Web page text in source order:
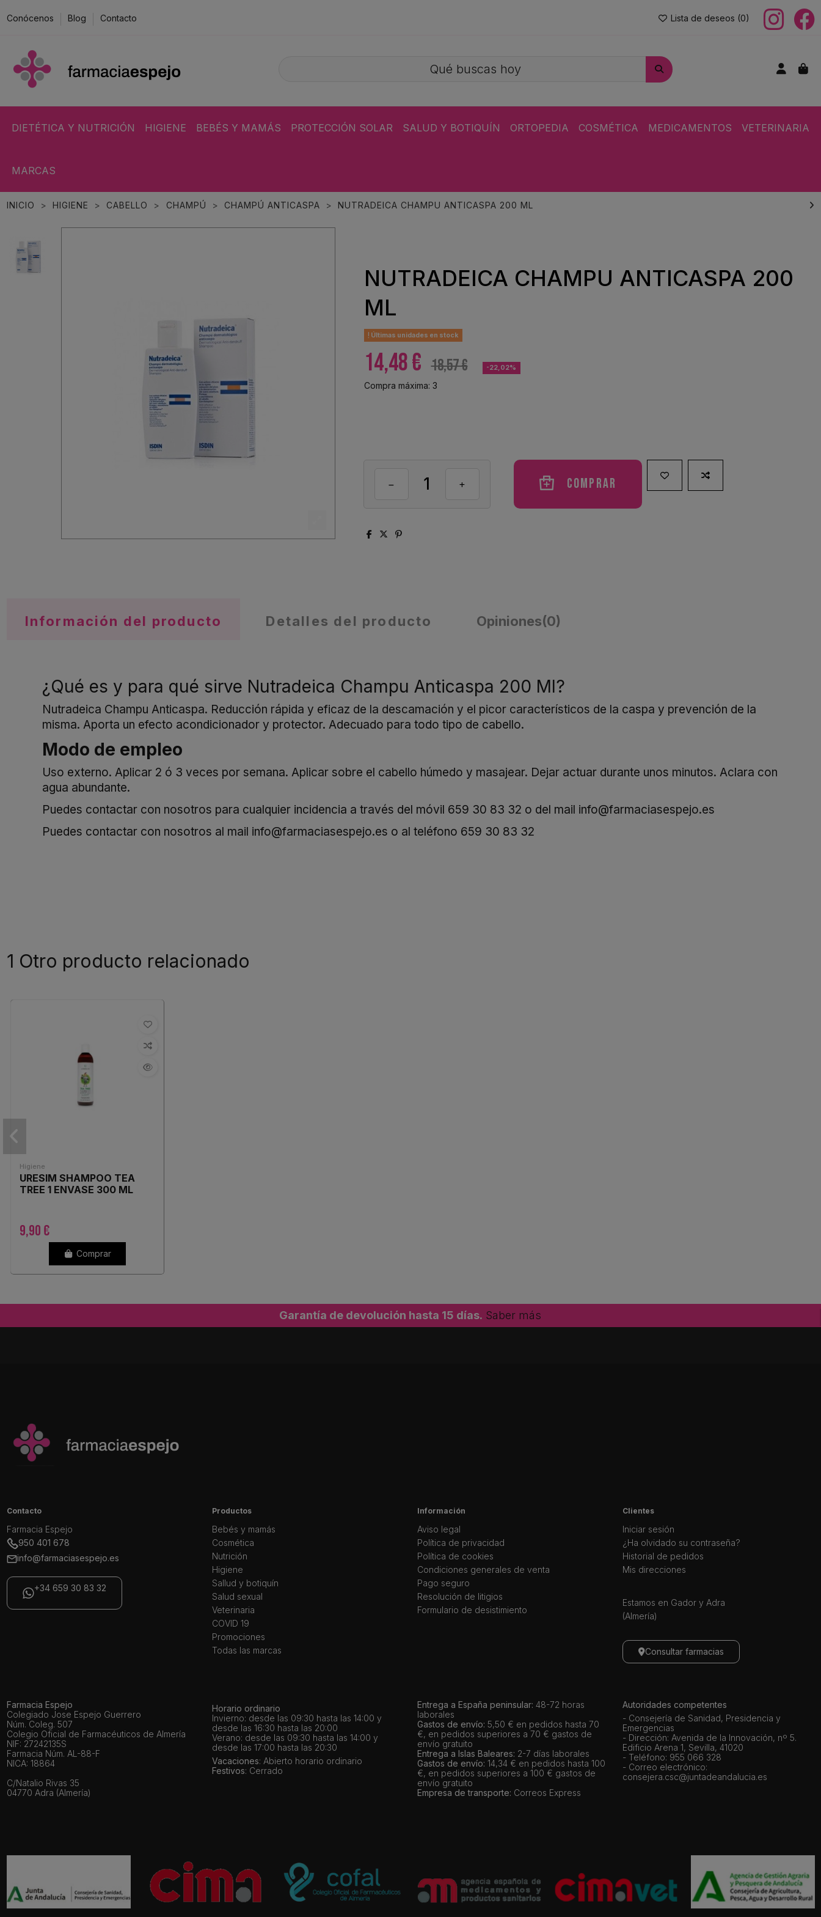
Conócenos Blog Contacto Lista de deseos (0)
DIETÉTICA Y NUTRICIÓN HIGIENE BEBÉS Y MAMÁS PROTECCIÓN SOLAR SALUD Y BOTIQUÍN ORTOPEDIA COSMÉTICA MEDICAMENTOS VETERINARIA
MARCAS
INICIO HIGIENE CABELLO CHAMPÚ CHAMPÚ ANTICASPA NUTRADEICA CHAMPU ANTICASPA 200 ML
NUTRADEICA CHAMPU ANTICASPA 200
ML
Últimas unidades en stock
14,48 € 18,57 € -22,02%
Compra máxima: 3
Comprar
Información del producto Detalles del producto Opiniones(0)
¿Qué es y para qué sirve Nutradeica Champu Anticaspa 200 Ml?
Nutradeica Champu Anticaspa. Reducción rápida y eficaz de la descamación y el picor característicos de la caspa y prevención de la
misma. Aporta un efecto acondicionador y protector. Adecuado para todo tipo de cabello.
Modo de empleo
Uso externo. Aplicar 2 ó 3 veces por semana. Aplicar sobre el cabello húmedo y masajear. Dejar actuar durante unos minutos. Aclara con
agua abundante.
Puedes contactar con nosotros para cualquier incidencia a través del móvil 659 30 83 32 o del mail info@farmaciasespejo.es
Puedes contactar con nosotros al mail info@farmaciasespejo.es o al teléfono 659 30 83 32
1 Otro producto relacionado
Higiene
URESIM SHAMPOO TEA
TREE 1 ENVASE 300 ML
9,90 €
Comprar
Garantía de devolución hasta 15 días. Saber más
Contacto
Farmacia Espejo
950 401 678
info@farmaciasespejo.es
+34 659 30 83 32
Productos
Bebés y mamás
Cosmética
Nutrición
Higiene
Sallud y botiquín
Salud sexual
Veterinaria
COVID 19
Promociones
Todas las marcas
Información
Aviso legal
Política de privacidad
Política de cookies
Condiciones generales de venta
Pago seguro
Resolución de litigios
Formulario de desistimiento
Clientes
Iniciar sesión
¿Ha olvidado su contraseña?
Historial de pedidos
Mis direcciones
Estamos en Gador y Adra
(Almería)
Consultar farmacias
Farmacia Espejo
Colegiado Jose Espejo Guerrero
Núm. Coleg. 507
Colegio Oficial de Farmacéuticos de Almería
NIF: 27242135S
Farmacia Núm. AL-88-F
NICA: 18864
C/Natalio Rivas 35
04770 Adra (Almería)
Horario ordinario
Invierno: desde las 09:30 hasta las 14:00 y
desde las 16:30 hasta las 20:00
Verano: desde las 09:30 hasta las 14:00 y
desde las 17:00 hasta las 20:30
Vacaciones: Abierto horario ordinario
Festivos: Cerrado
Entrega a España peninsular: 48-72 horas
laborales
Gastos de envío: 5,50 € en pedidos hasta 70
€, en pedidos superiores a 70 € gastos de
envío gratuito
Entrega a Islas Baleares: 2-7 días laborales
Gastos de envío: 14,34 € en pedidos hasta 100
€, en pedidos superiores a 100 € gastos de
envío gratuito
Empresa de transporte: Correos Express
Autoridades competentes
- Consejería de Sanidad, Presidencia y
Emergencias
- Dirección: Avenida de la Innovación, nº 5.
Edificio Arena 1, Sevilla, 41020
- Teléfono: 955 066 328
- Correo electrónico:
consejera.csc@juntadeandalucia.es